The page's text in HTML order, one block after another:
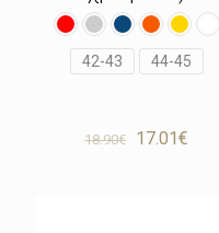
42-43 44-45
18.90€
Original
17.01€